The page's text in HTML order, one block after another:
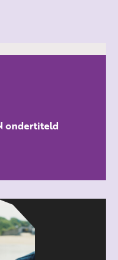
ondertiteld